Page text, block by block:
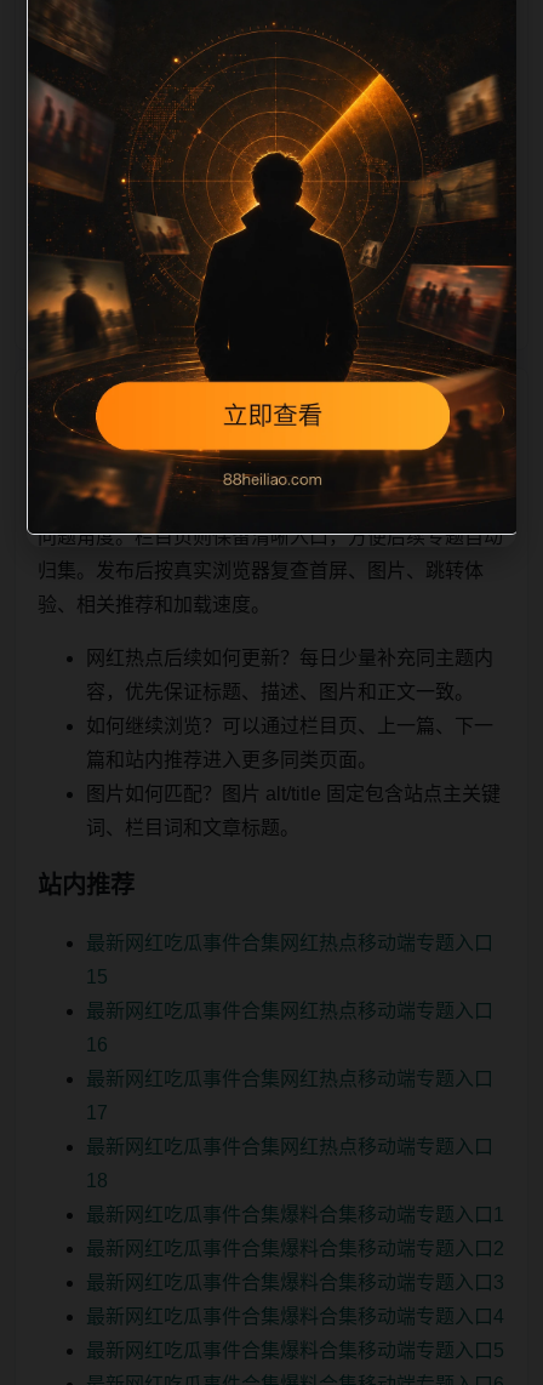
面，应通过不同角度补充事件背景、访问场景、相关问
题或专题入口，降低站群页面之间的重复感。页面底部
保留同类推荐、上一篇下一篇和 sitemap 入口，保证重
要页面点击深度尽量控制在三次以内。正文维护时可按
用户搜索路径补充三类信息：入口是否稳定、同栏目还
有哪些可继续阅读、移动端打开时图片和摘要是否一
致。每次新增内容后同步检查标题、description、
canonical、主题图、alt、title和推荐链接，确保页面既
能被搜索引擎理解，也能让真实
相关问题与推荐
用户顺着栏目继续浏览。同站连续更新时避免重复标题
和重复首段，优先补充不同关键词、不同栏目词和不同
问题角度。栏目页则保留清晰入口，方便后续专题自动
归集。发布后按真实浏览器复查首屏、图片、跳转体
验、相关推荐和加载速度。
网红热点后续如何更新？每日少量补充同主题内
容，优先保证标题、描述、图片和正文一致。
如何继续浏览？可以通过栏目页、上一篇、下一
篇和站内推荐进入更多同类页面。
图片如何匹配？图片 alt/title 固定包含站点主关键
词、栏目词和文章标题。
站内推荐
最新网红吃瓜事件合集网红热点移动端专题入口
15
最新网红吃瓜事件合集网红热点移动端专题入口
16
最新网红吃瓜事件合集网红热点移动端专题入口
17
最新网红吃瓜事件合集网红热点移动端专题入口
18
最新网红吃瓜事件合集爆料合集移动端专题入口1
最新网红吃瓜事件合集爆料合集移动端专题入口2
最新网红吃瓜事件合集爆料合集移动端专题入口3
最新网红吃瓜事件合集爆料合集移动端专题入口4
最新网红吃瓜事件合集爆料合集移动端专题入口5